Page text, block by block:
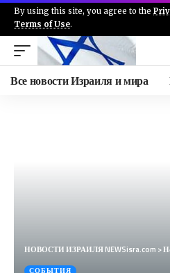
By using this site, you agree to the
Terms of Use.
Все новости Израиля и мира
НОВОСТИ ИЗРАИЛЯ NEWSisra.com >
СОБЫТИЯ